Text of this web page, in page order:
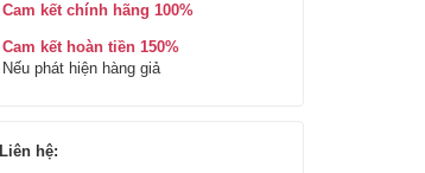
Cam kết chính hãng 100%
Cam kết hoàn tiền 150%
Nếu phát hiện hàng giả
Liên hệ: